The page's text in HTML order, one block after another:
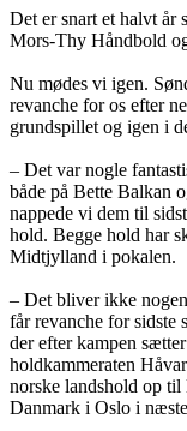
Det er snart et halvt år
Mors-Thy Håndbold
Nu mødes vi igen.
revanche for os efter
grundspillet og igen i
– Det var nogle
både på Bette Balkan
nappede vi dem til
hold. Begge hold har
Midtjylland i pokalen.
– Det bliver ikke
får revanche for sidste
der efter kampen
holdkammeraten
norske landshold op
Danmark i Oslo i